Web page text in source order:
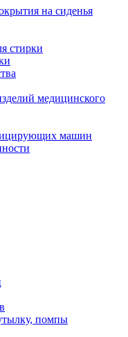
на сиденья
стирки
медицинского
машин
помпы